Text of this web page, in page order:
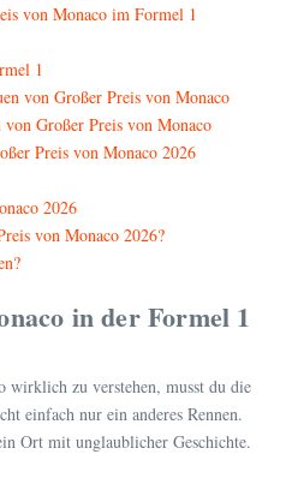
von Monaco im Formel 1
1
von Großer Preis von Monaco
Großer Preis von Monaco
Preis von Monaco 2026
2026
von Monaco 2026?
in der Formel 1
wirklich zu verstehen, musst du die
einfach nur ein anderes Rennen.
Ort mit unglaublicher Geschichte.